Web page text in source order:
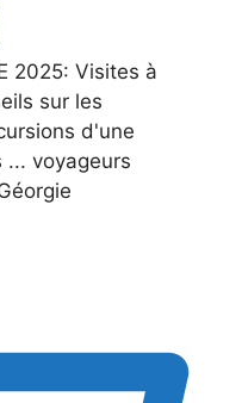
2025: Visites à
sur les
d'une
... voyageurs